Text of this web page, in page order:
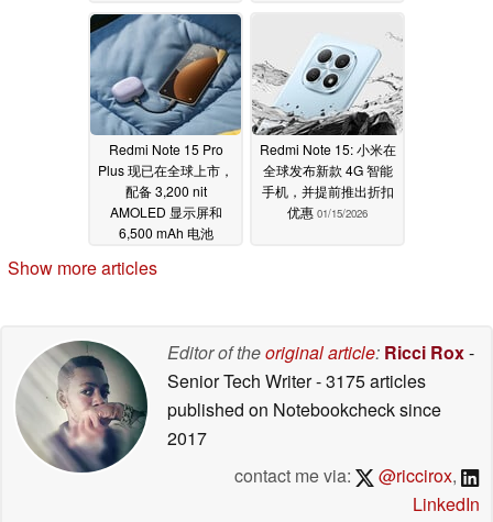
Redmi Note 15 Pro
Plus 现已在全球上市，
配备 3,200 nit
AMOLED 显示屏和
6,500 mAh 电池
Redmi Note 15: 小米在
全球发布新款 4G 智能
手机，并提前推出折扣
优惠 01/15/2026
Show more articles
Editor of theoriginal article: Ricci Rox-
Senior Tech Writer- 3175 articles
published on Notebookchecksince
2017
contact me via:
@riccirox,
LinkedIn